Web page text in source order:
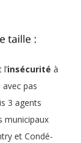
insécurité à
pas
3 agents
municipaux
et Condé-